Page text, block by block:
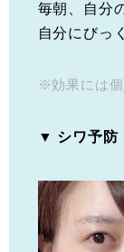
毎朝、自分
自分にびっ
※効果には
▼ シワ予防